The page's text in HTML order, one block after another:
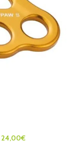
24,00€